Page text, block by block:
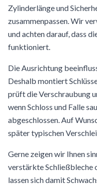
Zylinderlänge und
zusammenpassen. Wir
und achten darauf, dass
funktioniert.
Die Ausrichtung
Deshalb montiert
prüft die Verschraubung
wenn Schloss und Falle
abgeschlossen. Auf
später typischen
Gerne zeigen wir Ihnen
verstärkte Schließbleche
lassen sich damit